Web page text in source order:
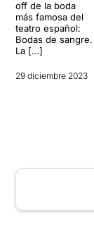
off de la boda
más famosa del
teatro español:
Bodas de sangre.
La […]
29 diciembre 2023